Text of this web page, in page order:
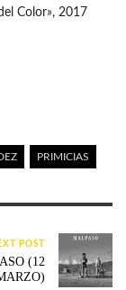
Color», 2017
PRIMICIAS
POST
(12